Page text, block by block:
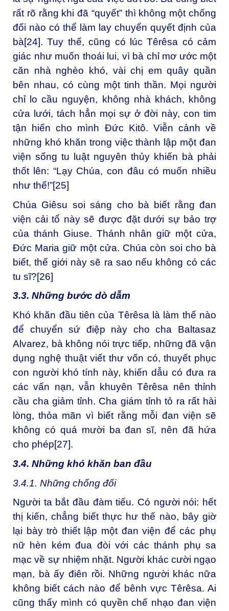
rất rõ rằng khi đã “quyết” thì không một chống
đối nào có thể làm lay chuyển quyết định của
bà[24]. Tuy thế, cũng có lúc Têrêsa có cảm
giác như muốn thoái lui, vì bà chỉ mơ ước một
căn nhà nghèo khó, vài chị em quây quần
bên nhau, có cùng một tinh thần. Mọi người
chỉ lo cầu nguyện, không nhà khách, không
cửa lưới, tách hẳn mọi sự ở đời này, con tim
tận hiến cho mình Đức Kitô. Viễn cảnh về
những khó khăn trong việc thành lập một đan
viện sống tu luật nguyên thủy khiến bà phải
thốt lên: “Lạy Chúa, con đâu có muốn nhiều
như thế!”[25]
Chúa Giêsu soi sáng cho bà biết rằng đan
viện cải tổ này sẽ được đặt dưới sự bảo trợ
của thánh Giuse. Thánh nhân giữ một cửa,
Đức Maria giữ một cửa. Chúa còn soi cho bà
biết, thế giới này sẽ ra sao nếu không có các
tu sĩ?[26]
3.3. Những bước dò dẫm
Khó khăn đầu tiên của Têrêsa là làm thế nào
để chuyển sứ điệp này cho cha Baltasaz
Alvarez, bà không nói trực tiếp, những đã vận
dụng nghệ thuật viết thư vốn có, thuyết phục
con người khó tính này, khiến dẫu có đưa ra
các vấn nạn, vẫn khuyên Têrêsa nên thỉnh
cầu cha giảm tỉnh. Cha giám tỉnh tỏ ra rất hài
lòng, thỏa mãn vì biết rằng mỗi đan viện sẽ
không có quá mười ba đan sĩ, nên đã hứa
cho phép[27].
3.4. Những khó khăn ban đầu
3.4.1. Những chống đối
Người ta bắt đầu đàm tiếu. Có người nói: hết
thị kiến, chẳng biết thực hư thế nào, bây giờ
lại bày trò thiết lập một đan viện để các phụ
nữ hèn kém đua đòi với các thánh phụ sa
mạc về sự nhiệm nhặt. Người khác cười ngạo
mạn, bà ấy điên rồi. Những người khác nữa
không biết cách nào để bênh vực Têrêsa. Ai
cũng thấy mình có quyền chế nhạo đan viện